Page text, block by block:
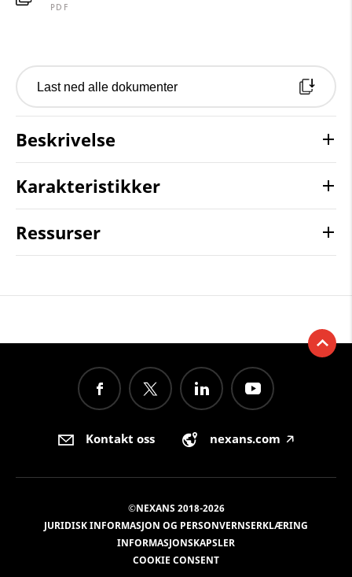
PDF
Last ned alle dokumenter
Beskrivelse
Karakteristikker
Ressurser
Kontakt oss nexans.com 🡥
©NEXANS 2018-2026
JURIDISK INFORMASJON OG PERSONVERNSERKLÆRING
INFORMASJONSKAPSLER
COOKIE CONSENT